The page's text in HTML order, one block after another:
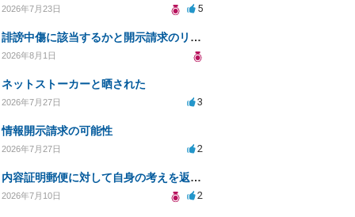
2026年7月23日 5
誹謗中傷に該当するかと開示請求のリスクを知りたい
2026年8月1日
ネットストーカーと晒された
2026年7月27日 3
情報開示請求の可能性
2026年7月27日 2
内容証明郵便に対して自身の考えを返答しなければなりませんか？
2026年7月10日 2